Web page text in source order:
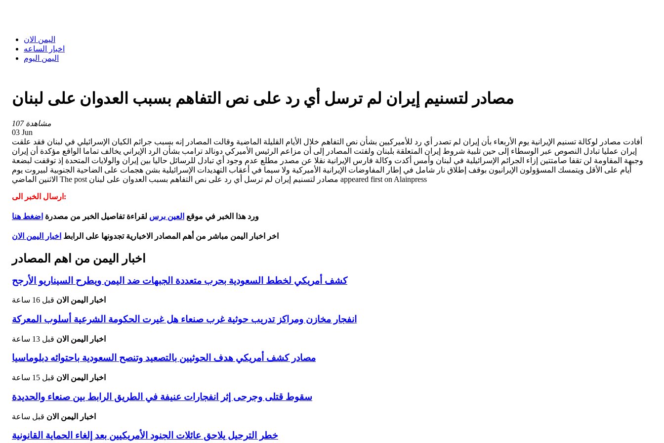
اليمن الان
اخبار الساعه
اليمن اليوم
مصادر لتسنيم إيران لم ترسل أي رد على نص التفاهم بسبب العدوان على لبنان
107 مشاهدة
03 Jun
أفادت مصادر لوكالة تسنيم الإيرانية يوم الأربعاء بأن إيران لم تصدر أي رد للأميركيين بشأن نص التفاهم خلال الأيام القليلة الماضية وقالت المصادر إنه بسبب جرائم الكيان الإسرائيلي في لبنان فقد علقت
إيران عمليا تبادل النصوص عبر الوسطاء إلى حين تلبية شروط إيران المتعلقة بلبنان ولفتت المصادر إلى أن مزاعم الرئيس الأميركي دونالد ترامب بشأن الرد الإيراني يخالف تماما الواقع مؤكدة أن إيران
وجبهة المقاومة لن تقفا صامتتين إزاء الجرائم الإسرائيلية في لبنان وأمس أكدت وكالة فارس الإيرانية نقلا عن مصدر مطلع عدم وجود أي تبادل للرسائل حاليا بين إيران والولايات المتحدة إذ توقفت لبضعة
أيام على الأقل ويتمسك المسؤولون الإيرانيون بوقف إطلاق نار شامل في إطار المفاوضات الإيرانية الأميركية ولا سيما في أعقاب التهديدات الإسرائيلية بشن هجمات على الضاحية الجنوبية لبيروت يوم
الاثنين الماضي The post مصادر لتسنيم إيران لم ترسل أي رد على نص التفاهم بسبب العدوان على لبنان appeared first on Alainpress
ارسال الخبر الى:
ورد هذا الخبر في موقع العين برس لقراءة تفاصيل الخبر من مصدرة اضغط هنا
اخر اخبار اليمن مباشر من أهم المصادر الاخبارية تجدونها على الرابط اخبار اليمن الان
اخبار اليمن من اهم المصادر
كشف أمريكي لخطط السعودية بحرب متعددة الجبهات ضد اليمن ويطرح السيناريو الأرجح
اخبار اليمن الان قبل 16 ساعة
انفجار مخازن ومراكز تدريب حوثية غرب صنعاء هل غيرت الحكومة الشرعية أسلوب المعركة
اخبار اليمن الان قبل 13 ساعة
مصادر كشف أمريكي هدف الحوثيين بالتصعيد وتنصح السعودية باحتوائه دبلوماسيا
اخبار اليمن الان قبل 15 ساعة
سقوط قتلى وجرحى إثر انفجارات عنيفة في الطريق الرابط بين صنعاء والحديدة
اخبار اليمن الان قبل ساعة
خطر الترحيل يلاحق عائلات الجنود الأمريكيين بعد إلغاء الحماية القانونية